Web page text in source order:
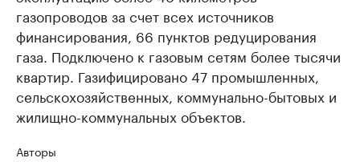
газопроводов за счет всех источников
финансирования, 66 пунктов редуцирования
газа. Подключено к газовым сетям более тысячи
квартир. Газифицировано 47 промышленных,
сельскохозяйственных, коммунально-бытовых и
жилищно-коммунальных объектов.
Авторы